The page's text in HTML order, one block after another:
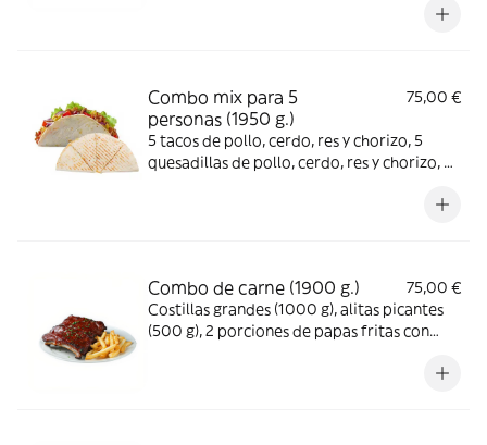
Combo mix para 5
personas (1950 g.)
75,00 €
5 tacos de pollo, cerdo, res y chorizo, 5
quesadillas de pollo, cerdo, res y chorizo, 5
nachos con queso, jalapeños, guacamole y 3
Combo de carne (1900 g.)
75,00 €
Costillas grandes (1000 g), alitas picantes
(500 g), 2 porciones de papas fritas con